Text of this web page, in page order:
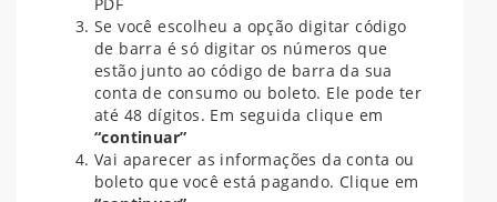
Se você escolheu a opção digitar código
de barra é só digitar os números que
estão junto ao código de barra da sua
conta de consumo ou boleto. Ele pode ter
até 48 dígitos. Em seguida clique em
“continuar”
Vai aparecer as informações da conta ou
boleto que você está pagando. Clique em